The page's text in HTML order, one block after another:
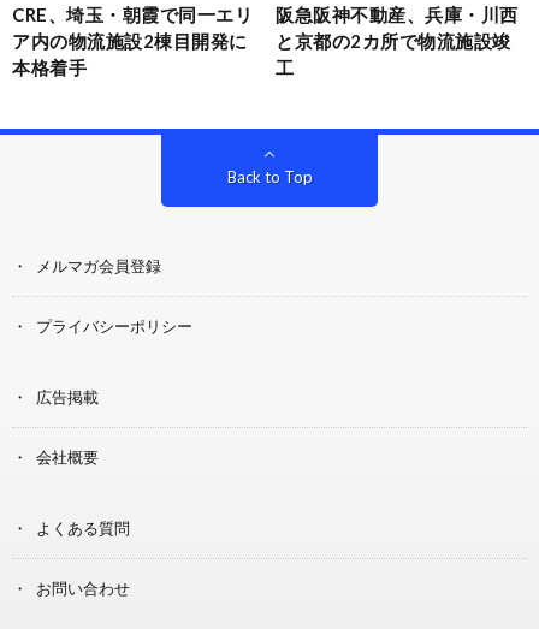
CRE、埼玉・朝霞で同一エリ
ア内の物流施設2棟目開発に
本格着手
阪急阪神不動産、兵庫・川西
と京都の2カ所で物流施設竣
工
Back to Top
メルマガ会員登録
プライバシーポリシー
広告掲載
会社概要
よくある質問
お問い合わせ